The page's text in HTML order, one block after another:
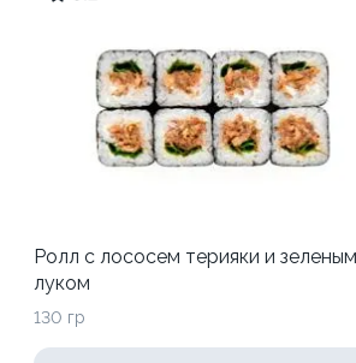
Ролл с лососем терияки и зеленым
луком
130 гр